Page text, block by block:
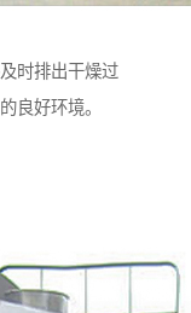
时排出干燥过
良好环境。